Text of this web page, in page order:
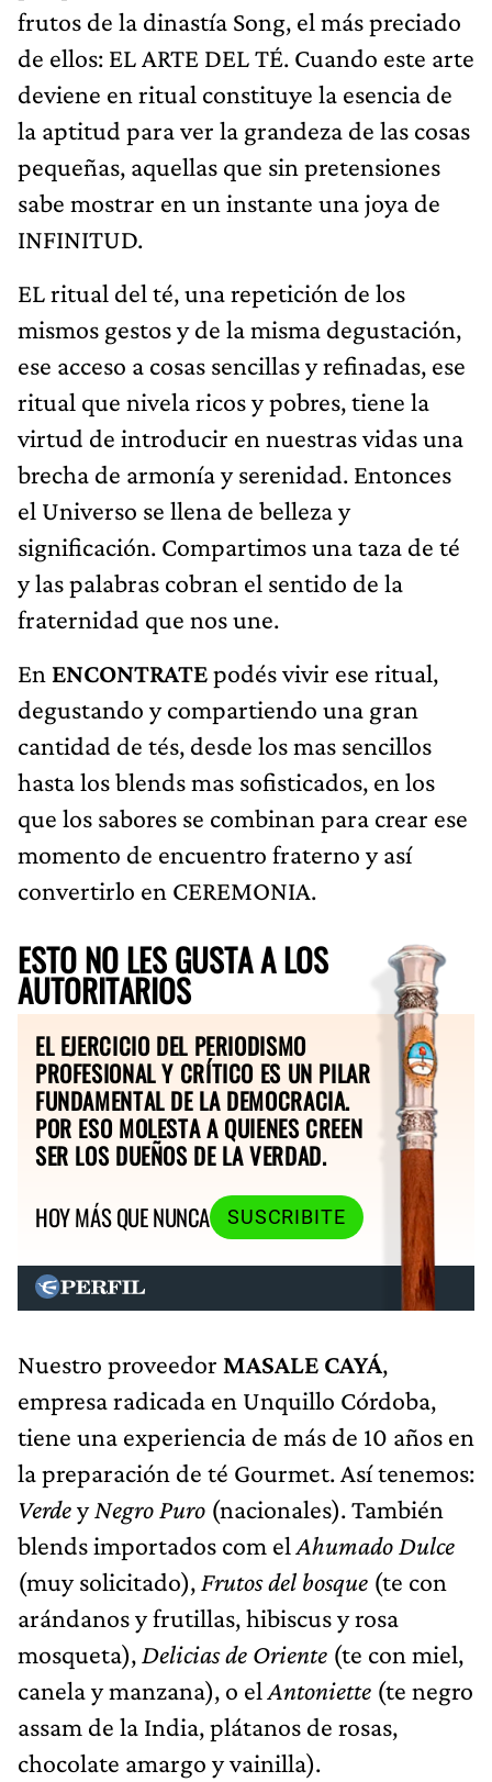
frutos de la dinastía Song, el más preciado
de ellos: EL ARTE DEL TÉ. Cuando este arte
deviene en ritual constituye la esencia de
la aptitud para ver la grandeza de las cosas
pequeñas, aquellas que sin pretensiones
sabe mostrar en un instante una joya de
INFINITUD.
EL ritual del té, una repetición de los
mismos gestos y de la misma degustación,
ese acceso a cosas sencillas y refinadas, ese
ritual que nivela ricos y pobres, tiene la
virtud de introducir en nuestras vidas una
brecha de armonía y serenidad. Entonces
el Universo se llena de belleza y
significación. Compartimos una taza de té
y las palabras cobran el sentido de la
fraternidad que nos une.
En ENCONTRATEpodés vivir ese ritual,
degustando y compartiendo una gran
cantidad de tés, desde los mas sencillos
hasta los blends mas sofisticados, en los
que los sabores se combinan para crear ese
momento de encuentro fraterno y así
convertirlo en CEREMONIA.
ESTO NO LES GUSTA A LOS
AUTORITARIOS
EL EJERCICIO DEL PERIODISMO
PROFESIONAL Y CRÍTICO ES UN PILAR
FUNDAMENTAL DE LA DEMOCRACIA.
POR ESO MOLESTA A QUIENES CREEN
SER LOS DUEÑOS DE LA VERDAD.
HOY MÁS QUE NUNCA
SUSCRIBITE
Nuestro proveedor MASALE CAYÁ,
empresa radicada en Unquillo Córdoba,
tiene una experiencia de más de 10 años en
la preparación de té Gourmet. Así tenemos:
VerdeyNegro Puro (nacionales). También
blends importados com el Ahumado Dulce
(muy solicitado), Frutos del bosque (te con
arándanos y frutillas, hibiscus y rosa
mosqueta), Delicias de Oriente (te con miel,
canela y manzana), o el Antoniette (te negro
assam de la India, plátanos de rosas,
chocolate amargo y vainilla).